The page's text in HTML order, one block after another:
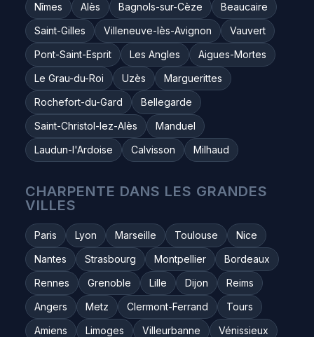
Nîmes Alès Bagnols-sur-Cèze
Beaucaire
Saint-Gilles
Villeneuve-lès-Avignon
Vauvert
Pont-Saint-Esprit
Les Angles
Aigues-Mortes
Le Grau-du-Roi
Uzès
Marguerittes
Rochefort-du-Gard
Bellegarde
Saint-Christol-lez-Alès
Manduel
Laudun-l'Ardoise
Calvisson Milhaud
CHARPENTE DANS LES GRANDES
VILLES
Paris Lyon Marseille Toulouse
Nice
Nantes
Strasbourg Montpellier
Bordeaux
Rennes
Grenoble Lille Dijon
Reims
Angers
Metz Clermont-Ferrand
Tours
Amiens
Limoges Villeurbanne
Vénissieux